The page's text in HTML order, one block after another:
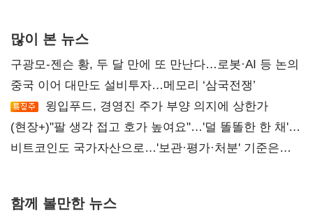
많이 본 뉴스
구광모-젠슨 황, 두 달 만에 또 만난다…로봇·AI 등 논의
중국 이어 대만도 설비투자…메모리 ‘삼국전쟁’
윙입푸드, 경영진 주가 부양 의지에 상한가
(현장+)"팔 생각 접고 호가 높여요"…'덜 똘똘한 한 채'
20억 키맞추기
비트코인도 국가자산으로…'보관·평가·처분' 기준은
함께 볼만한 뉴스